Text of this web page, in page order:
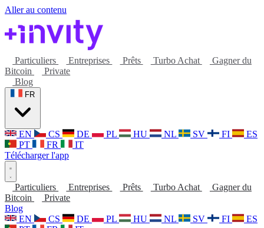
Aller au contenu
Particuliers Entreprises Prêts Turbo Achat
Gagner du
Bitcoin
Private
Blog
EN CS DE PL HU NL SV FI
ES
PT
FR
IT
Télécharger l'app
Particuliers Entreprises Prêts Turbo Achat
Gagner du
Bitcoin
Private
Blog
EN
CS DE PL HU NL SV FI
ES